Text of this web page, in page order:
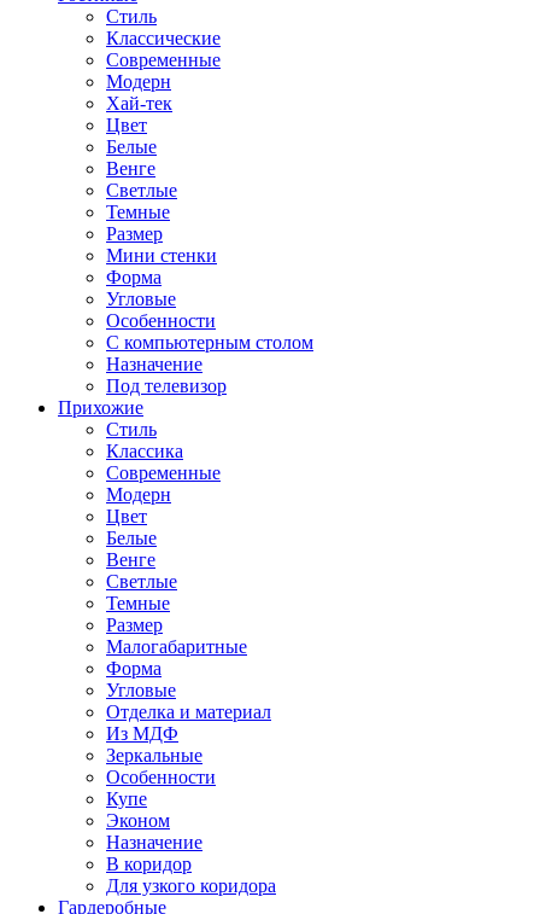
Стиль
Классические
Современные
Модерн
Хай-тек
Цвет
Белые
Венге
Светлые
Темные
Размер
Мини стенки
Форма
Угловые
Особенности
С компьютерным столом
Назначение
Под телевизор
Прихожие
Стиль
Классика
Современные
Модерн
Цвет
Белые
Венге
Светлые
Темные
Размер
Малогабаритные
Форма
Угловые
Отделка и материал
Из МДФ
Зеркальные
Особенности
Купе
Эконом
Назначение
В коридор
Для узкого коридора
Гардеробные